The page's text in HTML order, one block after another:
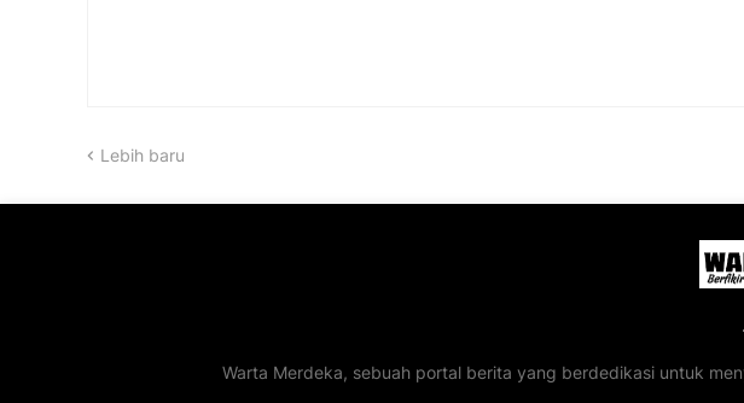
Lebih baru
Warta Merdeka, sebuah portal berita yang berdedikasi untuk